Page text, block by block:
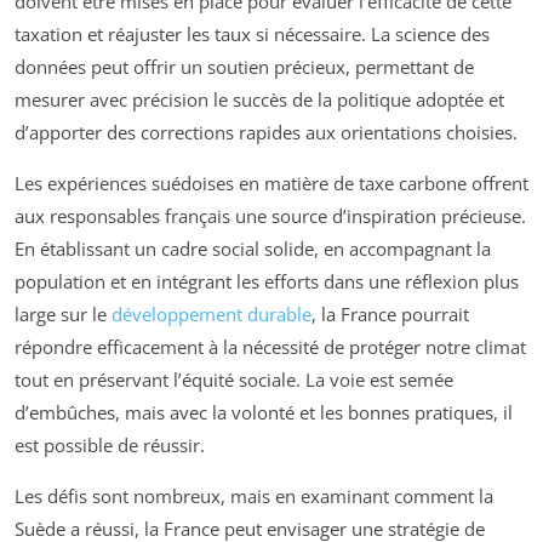
taxation et réajuster les taux si nécessaire. La science des
données peut offrir un soutien précieux, permettant de
mesurer avec précision le succès de la politique adoptée et
d’apporter des corrections rapides aux orientations choisies.
Les expériences suédoises en matière de taxe carbone offrent
aux responsables français une source d’inspiration précieuse.
En établissant un cadre social solide, en accompagnant la
population et en intégrant les efforts dans une réflexion plus
large sur le développement durable, la France pourrait
répondre efficacement à la nécessité de protéger notre climat
tout en préservant l’équité sociale. La voie est semée
d’embûches, mais avec la volonté et les bonnes pratiques, il
est possible de réussir.
Les défis sont nombreux, mais en examinant comment la
Suède a réussi, la France peut envisager une stratégie de